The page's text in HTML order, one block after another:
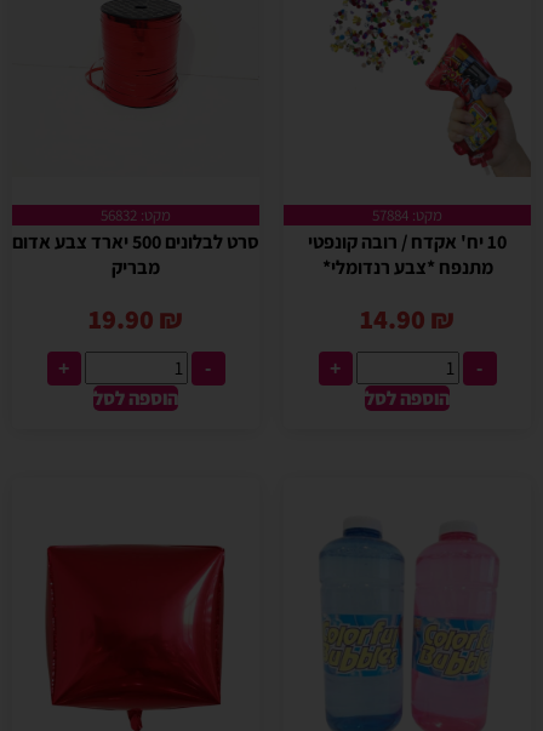
מקט: 57884
10 יח' אקדח / רובה קונפטי
מתנפח *צבע רנדומלי*
14.90 ₪
-
+
הוספה לסל
מקט: 56832
סרט לבלונים 500 יארד צבע אדום
מבריק
19.90 ₪
-
+
הוספה לסל